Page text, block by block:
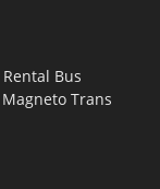
Bus
Trans